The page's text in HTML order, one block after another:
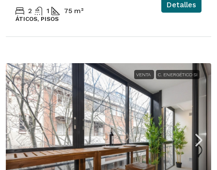
2 1 75 m²
ÁTICOS, PISOS
Detalles
VENTA C. ENERGÉTICO SI